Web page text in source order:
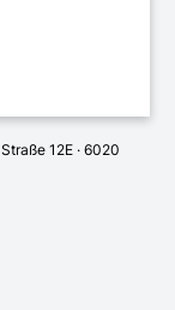
12E · 6020